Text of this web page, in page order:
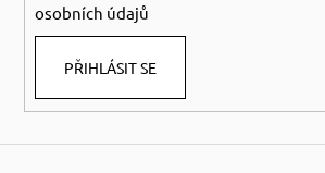
v
ý
osobních údajů
PŘIHLÁSIT SE